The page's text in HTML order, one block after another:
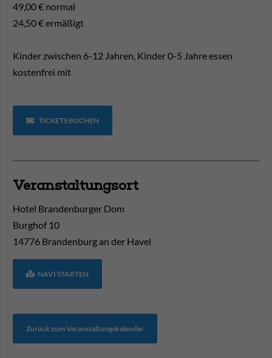
49,00 € normal
24,50 € ermäßigt
Kinder zwischen 6-12 Jahren, Kinder 0-5 Jahre essen
kostenfrei mit
TICKETS BUCHEN
Veranstaltungsort
Hotel Brandenburger Dom
Burghof 10
14776 Brandenburg an der Havel
NAVI STARTEN
Zurück zum Veranstaltungskalender